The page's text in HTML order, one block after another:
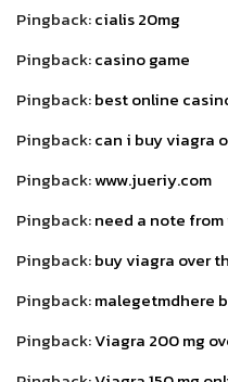
Pingback:cialis 20mg
Pingback:casino game
Pingback:best online
Pingback:can i buy viagra
Pingback:www.jueriy.com
Pingback:need a note
Pingback:buy viagra over
Pingback:malegetmdhere
Pingback:Viagra 200 mg